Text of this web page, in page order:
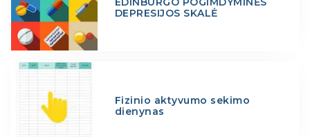
DEPRESIJOS SKALĖ
Fizinio aktyvumo sekimo
dienynas